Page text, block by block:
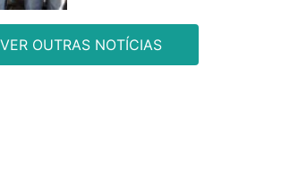
VER OUTRAS NOTÍCIAS